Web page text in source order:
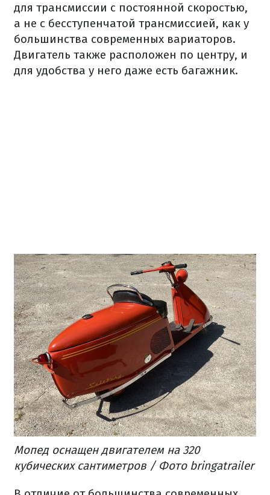
для трансмиссии с постоянной скоростью,
а не с бесступенчатой ​​трансмиссией, как у
большинства современных вариаторов.
Двигатель также расположен по центру, и
для удобства у него даже есть багажник.
Мопед оснащен двигателем на 320
кубических сантиметров / Фото bringatrailer